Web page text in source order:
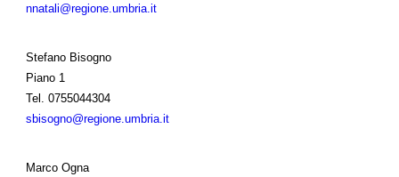
nnatali@regione.umbria.it
Stefano Bisogno
Piano 1
Tel.
0755044304
sbisogno@regione.umbria.it
Marco Ogna